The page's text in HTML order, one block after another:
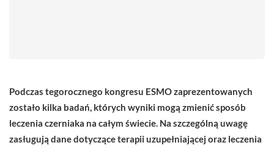
Podczas tegorocznego kongresu ESMO zaprezentowanych
zostało kilka badań, których wyniki mogą zmienić sposób
leczenia czerniaka na całym świecie. Na szczególną uwagę
zasługują dane dotyczące terapii uzupełniającej oraz leczenia